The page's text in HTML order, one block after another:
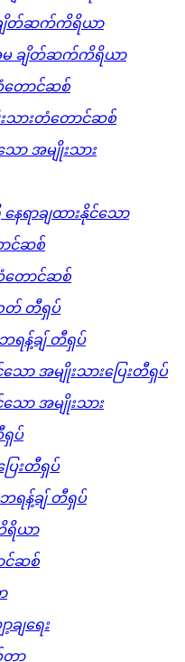
ချိတ်ဆက်ကိရိယာ
အမ ချိတ်ဆက်ကိရိယာ
တောင်ဆစ်
းသားတံတောင်ဆစ်
သော အမျိုးသား
နေရာချထားနိုင်သော
င်ဆစ်
တောင်ဆစ်
ဝတ် တီရှပ်
ဘရန့်ချ် တီရှပ်
င်သော အမျိုးသားပြေးတီရှပ်
င်သော အမျိုးသား
ပ်
ြေးတီရှပ်
ဘရန့်ချ် တီရှပ်
ရိယာ
င်ဆစ်
ာ့ချရေး
တာ